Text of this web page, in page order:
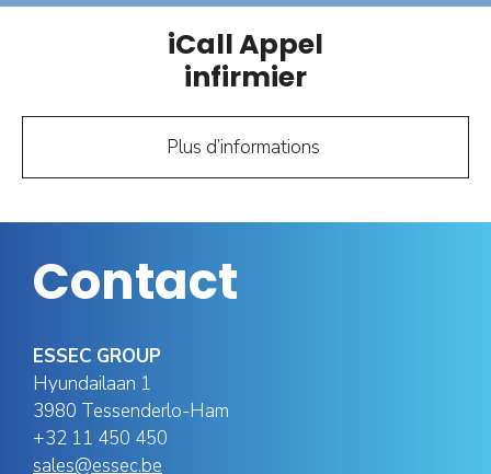
iCall Appel
infirmier
Plus d’informations
Contact
ESSEC GROUP
Hyundailaan 1
3980 Tessenderlo-Ham
+32 11 450 450
sales@essec.be